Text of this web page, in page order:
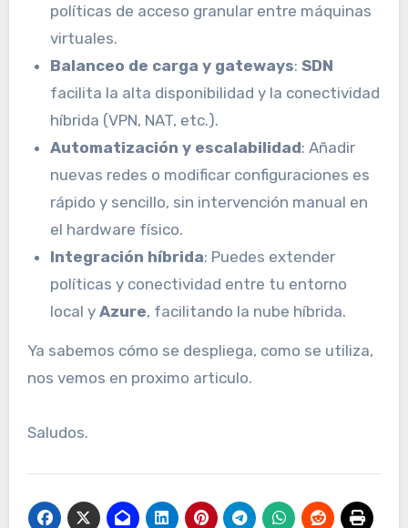
políticas de acceso granular entre máquinas
virtuales.
Balanceo de carga y gateways:SDN
facilita la alta disponibilidad y la conectividad
híbrida (VPN, NAT, etc.).
Automatización y escalabilidad: Añadir
nuevas redes o modificar configuraciones es
rápido y sencillo, sin intervención manual en
el hardware físico.
Integración híbrida: Puedes extender
políticas y conectividad entre tu entorno
local yAzure, facilitando la nube híbrida.
Ya sabemos cómo se despliega, como se utiliza,
nos vemos en proximo articulo.
Saludos.